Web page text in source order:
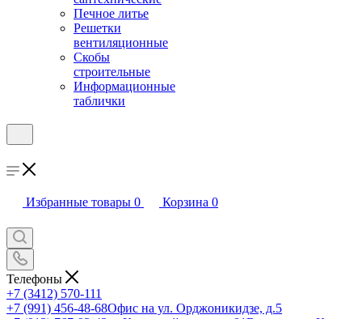
Печное литье
Решетки
вентиляционные
Скобы
строительные
Информационные
таблички
Избранные товары 0 Корзина 0
Телефоны
+7 (3412) 570-111
+7 (991) 456-48-68Офис на ул. Орджоникидзе, д.5